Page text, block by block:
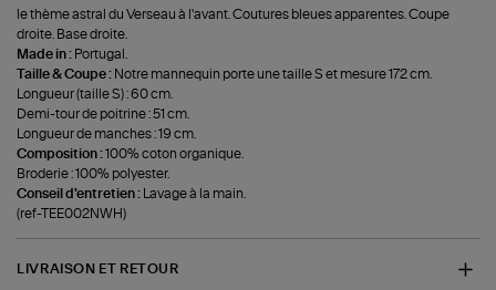
le thème astral du Verseau à l'avant. Coutures bleues apparentes. Coupe
droite. Base droite.
Made in : Portugal.
Taille & Coupe : Notre mannequin porte une taille S et mesure 172 cm.
Longueur (taille S) : 60 cm.
Demi-tour de poitrine : 51 cm.
Longueur de manches : 19 cm.
Composition :100% coton organique.
Broderie : 100% polyester.
Conseil d'entretien :
Lavage à la main.
(ref-TEE002NWH)
LIVRAISON ET RETOUR